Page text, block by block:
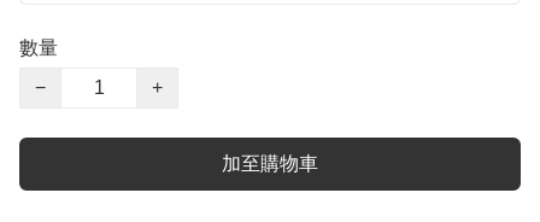
數量
−
+
加至購物車